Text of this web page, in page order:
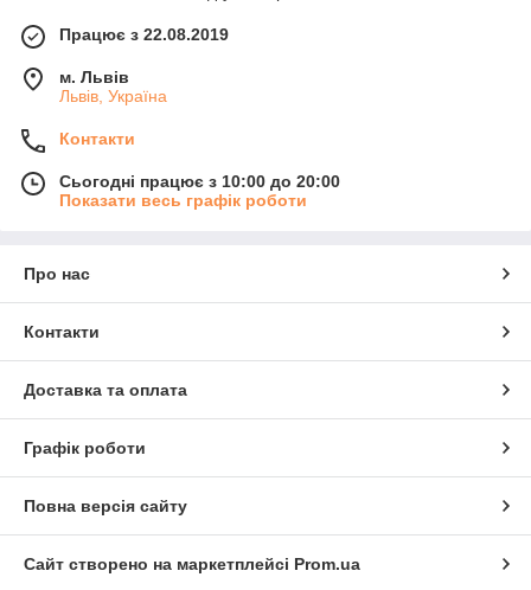
Працює з 22.08.2019
м. Львів
Львів, Україна
Контакти
Сьогодні працює з 10:00 до 20:00
Показати весь графік роботи
Про нас
Контакти
Доставка та оплата
Графік роботи
Повна версія сайту
Сайт створено на маркетплейсі Prom.ua